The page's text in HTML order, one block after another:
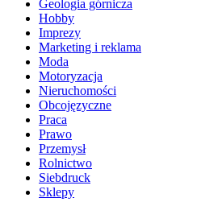
Geologia górnicza
Hobby
Imprezy
Marketing i reklama
Moda
Motoryzacja
Nieruchomości
Obcojęzyczne
Praca
Prawo
Przemysł
Rolnictwo
Siebdruck
Sklepy